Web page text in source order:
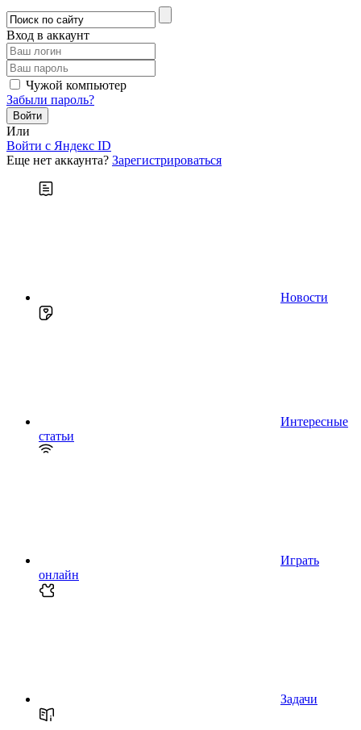
Вход в аккаунт
Чужой компьютер
Забыли пароль?
Или
Войти c Яндекс ID
Еще нет аккаунта? Зарегистрироваться
Новости
Интересные
статьи
Играть
онлайн
Задачи